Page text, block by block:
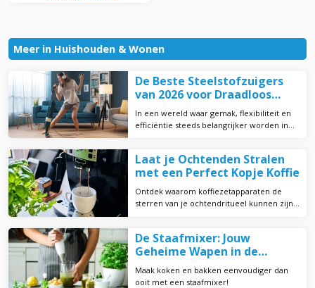
Meer in Huishouden & Wonen
De Beste Steelstofzuigers
van 2026 voor Draadloos
Schoonmaken
In een wereld waar gemak, flexibiliteit en
efficiëntie steeds belangrijker worden in
een onmisbaar huishoudelijk apparaat voor
het schoonmaken van onze woningen
Laat je Ochtenden Stralen
met een Perfect Kopje Koffie
Ontdek waarom koffiezetapparaten de
sterren van je ochtendritueel kunnen zijn.
de perfecte kop koffie, vers gezet door
jouw koffiezetapparaat.
De Staafmixer: Jouw
Geheime Wapen in de
Keuken!
Maak koken en bakken eenvoudiger dan
ooit met een staafmixer!